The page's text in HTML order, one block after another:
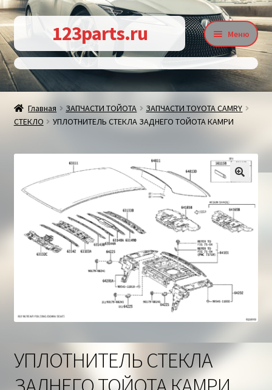
Перейти
к
навигации
Перейти
к
содержимому
123parts.ru Меню
Контакты
Статьи
Доставка и оплата
Корзина
Главная ЗАПЧАСТИ ТОЙОТА
ЗАПЧАСТИ TOYOTA CAMRY
СТЕКЛО
УПЛОТНИТЕЛЬ СТЕКЛА ЗАДНЕГО ТОЙОТА КАМРИ
УПЛОТНИТЕЛЬ СТЕКЛА